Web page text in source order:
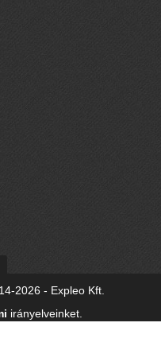
2026 - Expleo Kft.
irányelveinket.